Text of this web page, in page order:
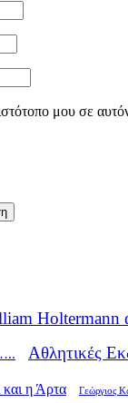
μου σε
Holtermann
Αθλητικές
και η Άρτα Γεώργιος